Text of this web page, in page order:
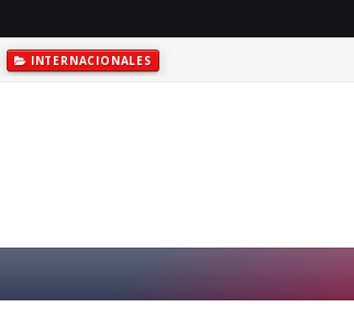
INTERNACIONALES